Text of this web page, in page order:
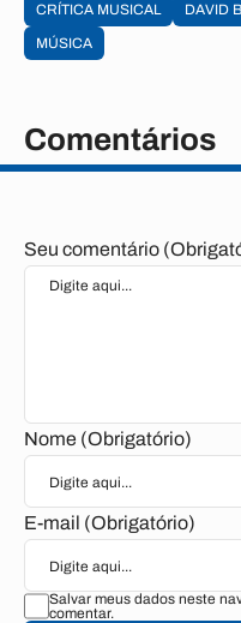
CRÍTICA MUSICAL DAVID
MÚSICA
Comentários
Seu comentário
Nome (Obrigatório)
E-mail (Obrigatório)
Salvar meus dados neste
comentar.